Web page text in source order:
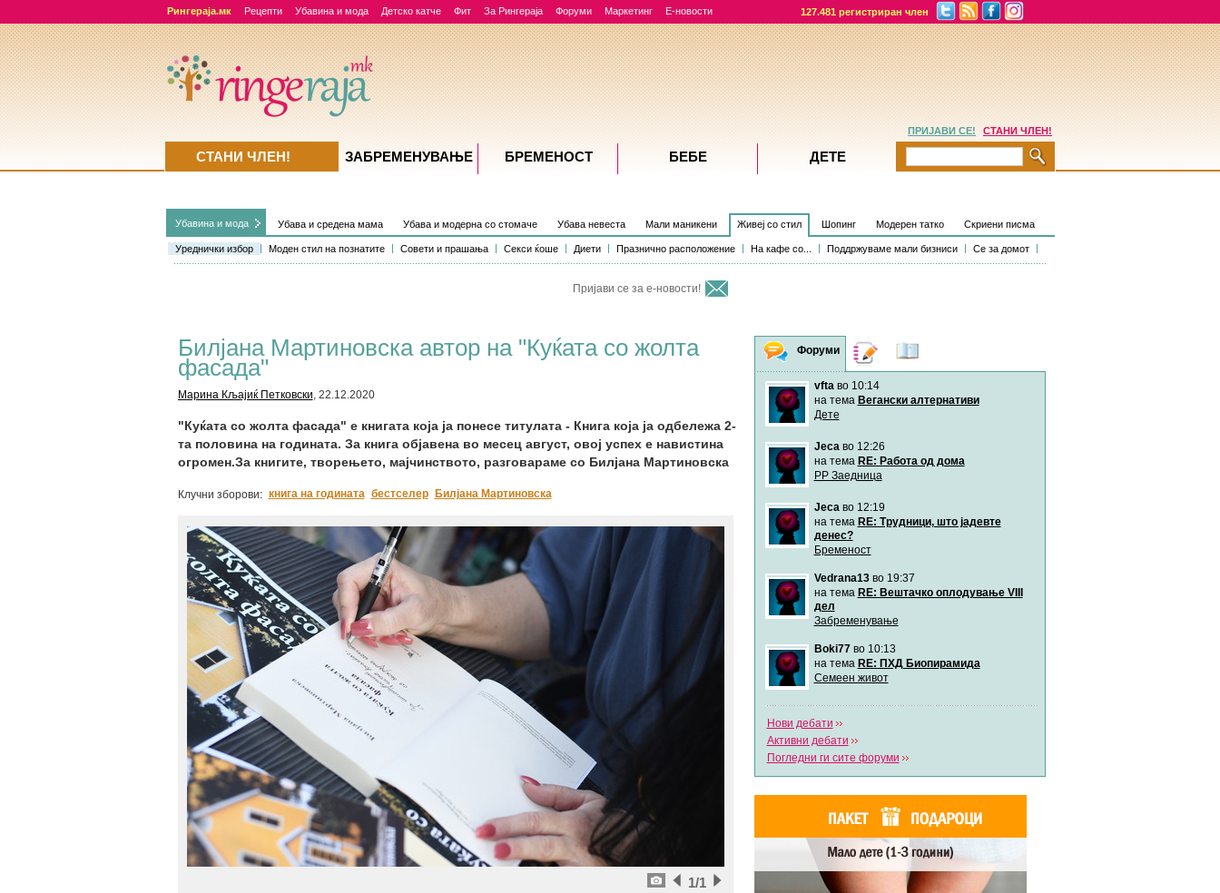
Рингераја.мк Рецепти Убавина и мода Детско катче Фит За Рингераја Форуми Маркетинг Е-новости 127.481 регистриран член
Убавина и мода Убава и средена мама Убава и модерна со стомаче Убава невеста Мали маникени Живеј со стил
Уреднички избор Моден стил на познатите Совети и прашања Секси ќоше Диети Празнично расположение На кафе со... Поддржуваме мали бизниси Се за домот
Шопинг Модерен татко Скриени писма
Пријави се за е-новости!
Билјана Мартиновска автор на "Куќата со жолта
фасада"
Марина Кљајиќ Петковски, 22.12.2020
"Куќата со жолта фасада" е книгата која ја понесе титулата - Книга која ја одбележа 2-
та половина на годината. За книга објавена во месец август, овој успех е навистина
огромен.За книгите, творењето, мајчинството, разговараме со Билјана Мартиновска
Клучни зборови: книга на годината бестселер Билјана Мартиновска
/1
1
Форуми Дневници
vftaво 10:14
на тема Вегански алтернативи
Дете
Jecaво 12:26
на тема RE: Работа од дома
РР Заедница
Jecaво 12:19
на тема RE: Трудници, што јадевте
денес?
Бременост
Vedrana13во 19:37
на тема RE: Вештачко оплодување VIII
дел
Забременување
Boki77во 10:13
на тема RE: ПХД Биопирамида
Семеен живот
Нови дебати
Активни дебати
Погледни ги сите форуми
ПРИЈАВИ СЕ! СТАНИ ЧЛЕН!
СТАНИ ЧЛЕН! ЗАБРЕМЕНУВАЊE БРЕМЕНОСТ БЕБЕ ДЕТЕ